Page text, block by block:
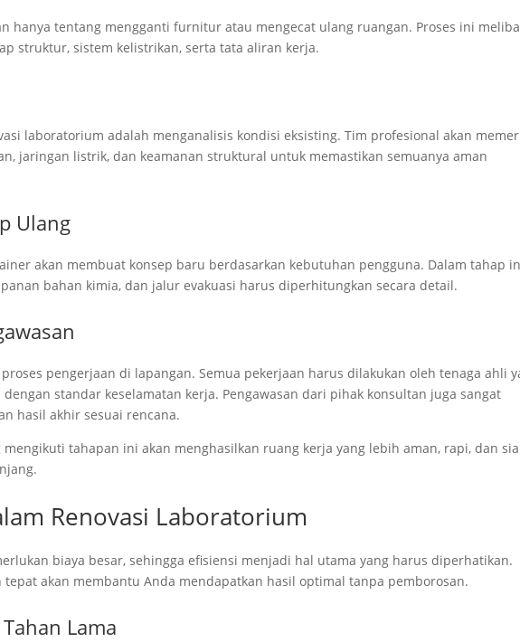
hanya tentang mengganti furnitur atau mengecat ulang ruangan. Proses ini
struktur, sistem kelistrikan, serta tata aliran kerja.
laboratorium adalah menganalisis kondisi eksisting. Tim profesional akan
jaringan listrik, dan keamanan struktural untuk memastikan semuanya aman
Ulang
akan membuat konsep baru berdasarkan kebutuhan pengguna. Dalam tahap
bahan kimia, dan jalur evakuasi harus diperhitungkan secara detail.
pengerjaan di lapangan. Semua pekerjaan harus dilakukan oleh tenaga ahli
standar keselamatan kerja. Pengawasan dari pihak konsultan juga sangat
hasil akhir sesuai rencana.
tahapan ini akan menghasilkan ruang kerja yang lebih aman, rapi, dan
Renovasi Laboratorium
biaya besar, sehingga efisiensi menjadi hal utama yang harus diperhatikan.
akan membantu Anda mendapatkan hasil optimal tanpa pemborosan.
Lama